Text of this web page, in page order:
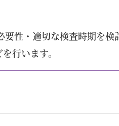
性・適切な検査時期を検
を行います。